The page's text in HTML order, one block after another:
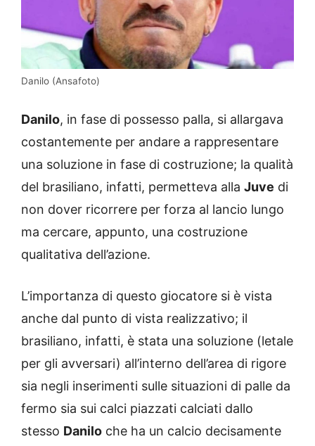
Danilo (Ansafoto)
Danilo, in fase di possesso palla, si allargava
costantemente per andare a rappresentare
una soluzione in fase di costruzione; la qualità
del brasiliano, infatti, permetteva alla Juve di
non dover ricorrere per forza al lancio lungo
ma cercare, appunto, una costruzione
qualitativa dell’azione.
L’importanza di questo giocatore si è vista
anche dal punto di vista realizzativo; il
brasiliano, infatti, è stata una soluzione (letale
per gli avversari) all’interno dell’area di rigore
sia negli inserimenti sulle situazioni di palle da
fermo sia sui calci piazzati calciati dallo
stesso Danilo che ha un calcio decisamente